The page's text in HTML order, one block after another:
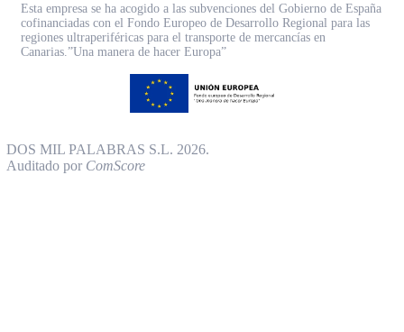
Esta empresa se ha acogido a las subvenciones del Gobierno de España
cofinanciadas con el Fondo Europeo de Desarrollo Regional para las
regiones ultraperiféricas para el transporte de mercancías en
Canarias.”Una manera de hacer Europa”
DOS MIL PALABRAS S.L. 2026.
Auditado por ComScore